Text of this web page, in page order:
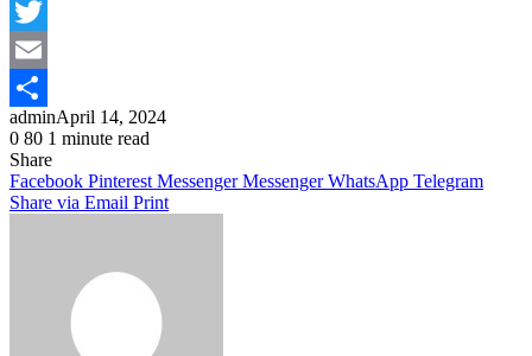
Facebook
Twitter
Email
Share
adminApril 14, 2024
0 80 1 minute read
Share
Facebook Pinterest Messenger Messenger WhatsApp Telegram
Share via Email Print